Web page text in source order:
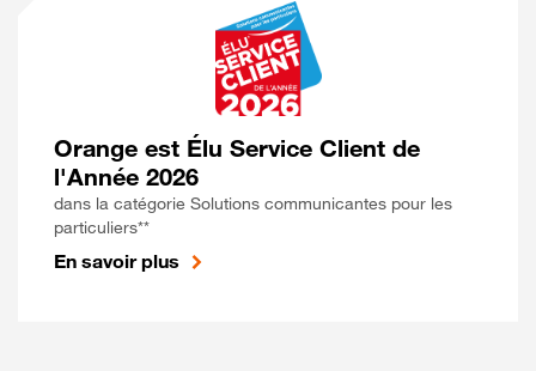
Orange est Élu Service Client de
l'Année 2026
dans la catégorie Solutions communicantes pour les
particuliers**
En savoir plus